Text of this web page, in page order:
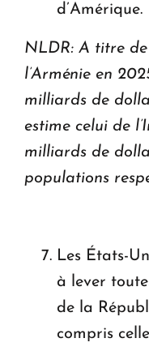
d’Amérique.
NLDR: A titre
l’Arménie en
milliards de
estime celui de
milliards de
populations
Les États-
à lever
de la
compris